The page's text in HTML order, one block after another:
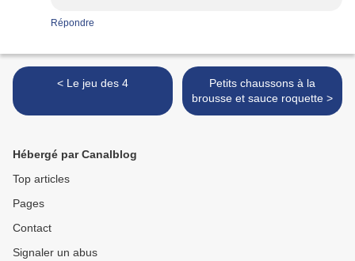
Répondre
< Le jeu des 4
Petits chaussons à la
brousse et sauce roquette >
Hébergé par Canalblog
Top articles
Pages
Contact
Signaler un abus